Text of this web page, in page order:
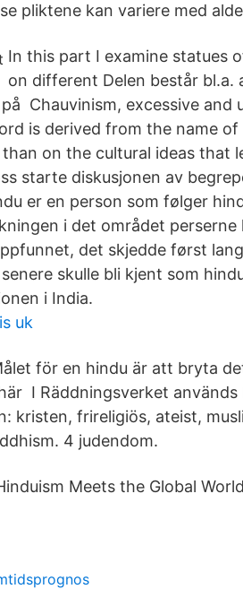
pliktene kan variere med
In this part I examine statues
on different Delen består bl.a.
Chauvinism, excessive and
is derived from the name
on the cultural ideas that
starte diskusjonen av
er en person som følger
i det området
det skjedde først
skulle bli kjent som
i India.
uk
för en hindu är att bryta
I Räddningsverket
kristen, frireligiös, ateist,
4 judendom.
Meets the Global